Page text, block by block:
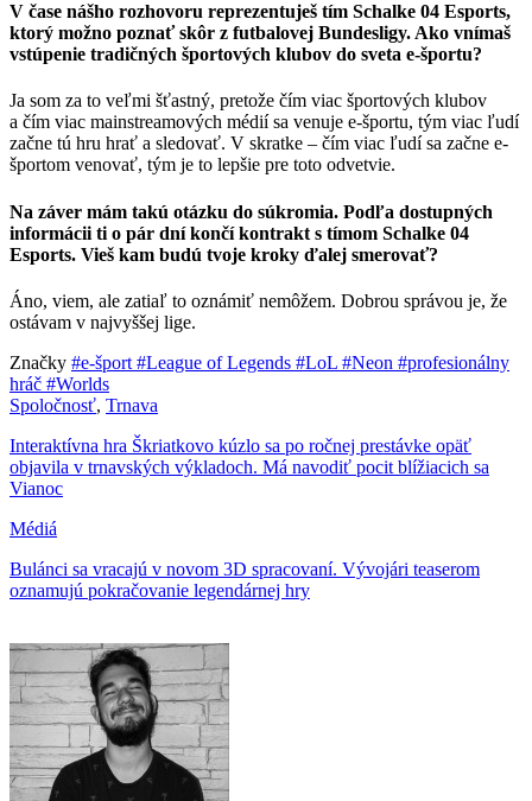
V čase nášho rozhovoru reprezentuješ tím Schalke 04 Esports,
ktorý možno poznať skôr z futbalovej Bundesligy. Ako vnímaš
vstúpenie tradičných športových klubov do sveta e-športu?
Ja som za to veľmi šťastný, pretože čím viac športových klubov
a čím viac mainstreamových médií sa venuje e-športu, tým viac ľudí
začne tú hru hrať a sledovať. V skratke ‒ čím viac ľudí sa začne e-
športom venovať, tým je to lepšie pre toto odvetvie.
Na záver mám takú otázku do súkromia. Podľa dostupných
informácii ti o pár dní končí kontrakt s tímom Schalke 04
Esports. Vieš kam budú tvoje kroky ďalej smerovať?
Áno, viem, ale zatiaľ to oznámiť nemôžem. Dobrou správou je, že
ostávam v najvyššej lige.
Značky #e-šport #League of Legends #LoL #Neon #profesionálny
hráč #Worlds
Spoločnosť, Trnava
Interaktívna hra Škriatkovo kúzlo sa po ročnej prestávke opäť
objavila v trnavských výkladoch. Má navodiť pocit blížiacich sa
Vianoc
Médiá
Bulánci sa vracajú v novom 3D spracovaní. Vývojári teaserom
oznamujú pokračovanie legendárnej hry